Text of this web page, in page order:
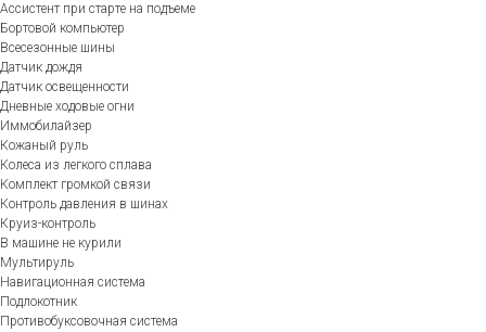
Ассистент при старте на подъеме
Бортовой компьютер
Всесезонные шины
Датчик дождя
Датчик освещенности
Дневные ходовые огни
Иммобилайзер
Кожаный руль
Колеса из легкого сплава
Комплект громкой связи
Контроль давления в шинах
Круиз-контроль
В машине не курили
Мультируль
Навигационная система
Подлокотник
Противобуксовочная система